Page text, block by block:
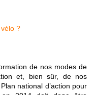
de nos modes de
et, bien sûr, de nos
national d’action pour